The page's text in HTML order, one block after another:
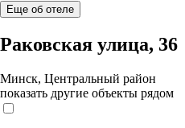
Еще об отеле
Раковская улица, 36
Минск, Центральный район
показать другие объекты рядом